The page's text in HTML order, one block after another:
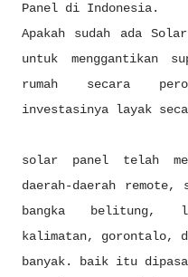
Panel di Indonesia.
Apakah sudah ada
untuk
rumah secara
investasinya layak
solar panel telah
daerah-daerah remote,
bangka belitung,
kalimatan, gorontalo,
banyak. baik itu